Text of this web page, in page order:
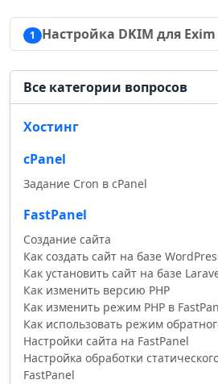
1 Настройка DKIM для
Все категории вопросов
Хостинг
cPanel
Задание Cron в cPanel
FastPanel
Создание сайта
Как создать сайт на базе
Как установить сайт на базе
Как изменить версию PHP
Как изменить режим PHP в
Как использовать режим
Настройки сайта на FastPanel
Настройка обработки
FastPanel